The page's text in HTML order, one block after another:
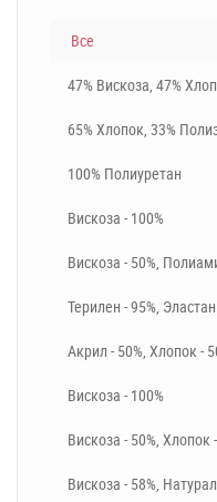
Все
47% Вискоза, 47%
65% Хлопок, 33%
100% Полиуретан
Вискоза - 100%
Вискоза - 50%,
Терилен - 95%,
Акрил - 50%, Хлопок -
Вискоза - 100%
Вискоза - 50%, Хлопок
Вискоза - 58%,